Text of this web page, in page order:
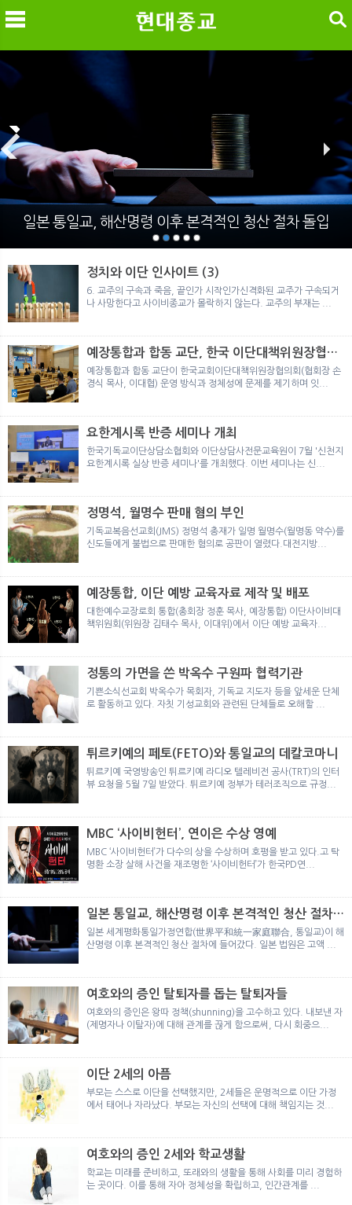
메
뉴 색
일본 통일교, 해산명령 이후 본격적인 청산 절차 돌입
정치와 이단 인사이트 (3)
6. 교주의 구속과 죽음, 끝인가 시작인가신격화된 교주가 구속되거
나 사망한다고 사이비종교가 몰락하지 않는다. 교주의 부재는 ...
예장통합과 합동 교단, 한국 이단대책위원장협의
회 탈퇴
예장통합과 합동 교단이 한국교회이단대책위원장협의회(협회장 손
경식 목사, 이대협) 운영 방식과 정체성에 문제를 제기하며 잇...
요한계시록 반증 세미나 개최
한국기독교이단상담소협회와 이단상담사전문교육원이 7월 '신천지
요한계시록 실상 반증 세미나'를 개최했다. 이번 세미나는 신...
정명석, 월명수 판매 혐의 부인
기독교복음선교회(JMS) 정명석 총재가 일명 월명수(월명동 약수)를
신도들에게 불법으로 판매한 혐의로 공판이 열렸다.대전지방...
예장통합, 이단 예방 교육자료 제작 및 배포
대한예수교장로회 통합(총회장 정훈 목사, 예장통합) 이단사이비대
책위원회(위원장 김태수 목사, 이대위)에서 이단 예방 교육자...
정통의 가면을 쓴 박옥수 구원파 협력기관
기쁜소식선교회 박옥수가 목회자, 기독교 지도자 등을 앞세운 단체
로 활동하고 있다. 자칫 기성교회와 관련된 단체들로 오해할 ...
튀르키예의 페토(FETO)와 통일교의 데칼코마니
튀르키예 국영방송인 튀르키예 라디오 텔레비전 공사(TRT)의 인터
뷰 요청을 5월 7일 받았다. 튀르키예 정부가 테러조직으로 규정...
MBC ‘사이비헌터’, 연이은 수상 영예
MBC ‘사이비헌터’가 다수의 상을 수상하며 호평을 받고 있다.고 탁
명환 소장 살해 사건을 재조명한 ‘사이비헌터’가 한국PD연...
일본 통일교, 해산명령 이후 본격적인 청산 절차
돌입
일본 세계평화통일가정연합(世界平和統一家庭聯合, 통일교)이 해
산명령 이후 본격적인 청산 절차에 들어갔다. 일본 법원은 고액 ...
여호와의 증인 탈퇴자를 돕는 탈퇴자들
여호와의 증인은 왕따 정책(shunning)을 고수하고 있다. 내보낸 자
(제명자나 이탈자)에 대해 관계를 끊게 함으로써, 다시 회중으...
이단 2세의 아픔
부모는 스스로 이단을 선택했지만, 2세들은 운명적으로 이단 가정
에서 태어나 자라났다. 부모는 자신의 선택에 대해 책임지는 것...
여호와의 증인 2세와 학교생활
학교는 미래를 준비하고, 또래와의 생활을 통해 사회를 미리 경험하
는 곳이다. 이를 통해 자아 정체성을 확립하고, 인간관계를 ...